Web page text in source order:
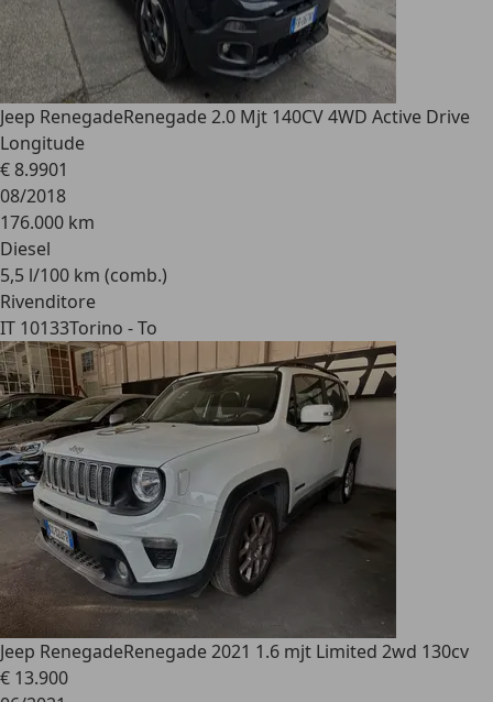
Jeep RenegadeRenegade 2.0 Mjt 140CV 4WD Active Drive
Longitude
€ 8.9901
08/2018
176.000 km
Diesel
5,5 l/100 km (comb.)
Rivenditore
IT 10133Torino - To
Jeep RenegadeRenegade 2021 1.6 mjt Limited 2wd 130cv
€ 13.900